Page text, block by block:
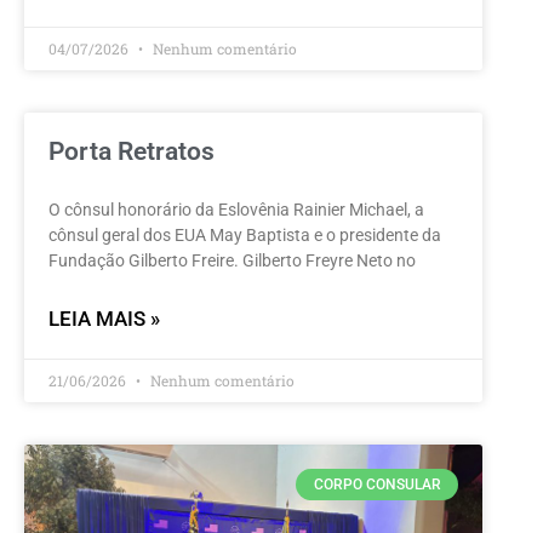
04/07/2026 Nenhum comentário
Porta Retratos
O cônsul honorário da Eslovênia Rainier Michael, a
cônsul geral dos EUA May Baptista e o presidente da
Fundação Gilberto Freire. Gilberto Freyre Neto no
LEIA MAIS »
21/06/2026 Nenhum comentário
CORPO CONSULAR